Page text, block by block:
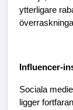
ytterligare
Influencer-
Sociala
ligger